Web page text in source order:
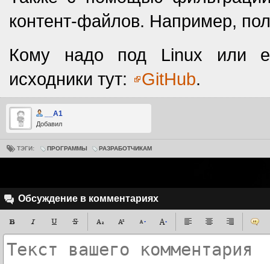
контент-файлов. Например,
Кому надо под Linux или
исходники тут:
GitHub.
__A1
Добавил
ТЭГИ: ПРОГРАММЫ РАЗРАБОТЧИКАМ
Обсуждение в комментариях